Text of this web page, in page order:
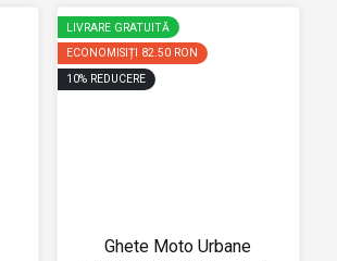
LIVRARE GRATUITĂ
ECONOMISIȚI 82.50 RON
10% REDUCERE
Ghete Moto Urbane